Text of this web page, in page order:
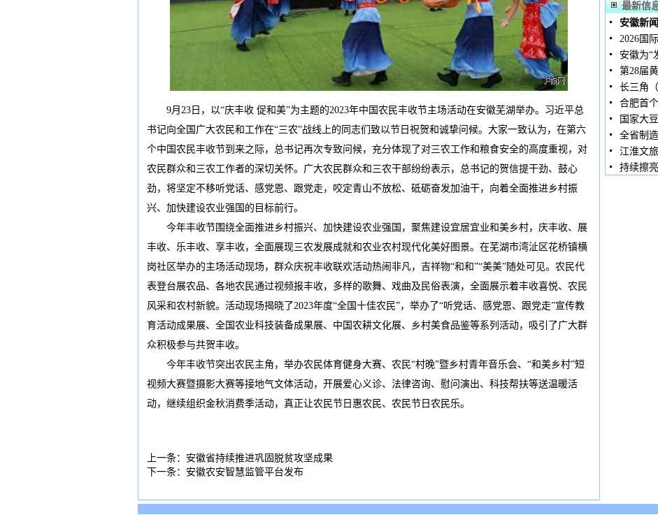
9月23日，以“庆丰收 促和美”为主题的2023年中国农民丰收节主场活动在安徽芜湖举办。习近平总
书记向全国广大农民和工作在“三农”战线上的同志们致以节日祝贺和诚挚问候。大家一致认为，在第六
个中国农民丰收节到来之际，总书记再次专致问候，充分体现了对三农工作和粮食安全的高度重视，对
农民群众和三农工作者的深切关怀。广大农民群众和三农干部纷纷表示，总书记的贺信提干劲、鼓心
劲，将坚定不移听党话、感党恩、跟党走，咬定青山不放松、砥砺奋发加油干，向着全面推进乡村振
兴、加快建设农业强国的目标前行。
今年丰收节围绕全面推进乡村振兴、加快建设农业强国，聚焦建设宜居宜业和美乡村，庆丰收、展
丰收、乐丰收、享丰收，全面展现三农发展成就和农业农村现代化美好图景。在芜湖市湾沚区花桥镇横
岗社区举办的主场活动现场，群众庆祝丰收联欢活动热闹非凡，吉祥物“和和”“美美”随处可见。农民代
表登台展农品、各地农民通过视频报丰收，多样的歌舞、戏曲及民俗表演，全面展示着丰收喜悦、农民
风采和农村新貌。活动现场揭晓了2023年度“全国十佳农民”，举办了“听党话、感党恩、跟党走”宣传教
育活动成果展、全国农业科技装备成果展、中国农耕文化展、乡村美食品鉴等系列活动，吸引了广大群
众积极参与共贺丰收。
今年丰收节突出农民主角，举办农民体育健身大赛、农民“村晚”暨乡村青年音乐会、“和美乡村”短
视频大赛暨摄影大赛等接地气文体活动，开展爱心义诊、法律咨询、慰问演出、科技帮扶等送温暖活
动，继续组织金秋消费季活动，真正让农民节日惠农民、农民节日农民乐。
上一条： 安徽省持续推进巩固脱贫攻坚成果
下一条： 安徽农安智慧监管平台发布
最新信
安徽新
2026国
安徽为“
第28届
长三角
合肥首
国家大
全省制
江淮文
持续擦